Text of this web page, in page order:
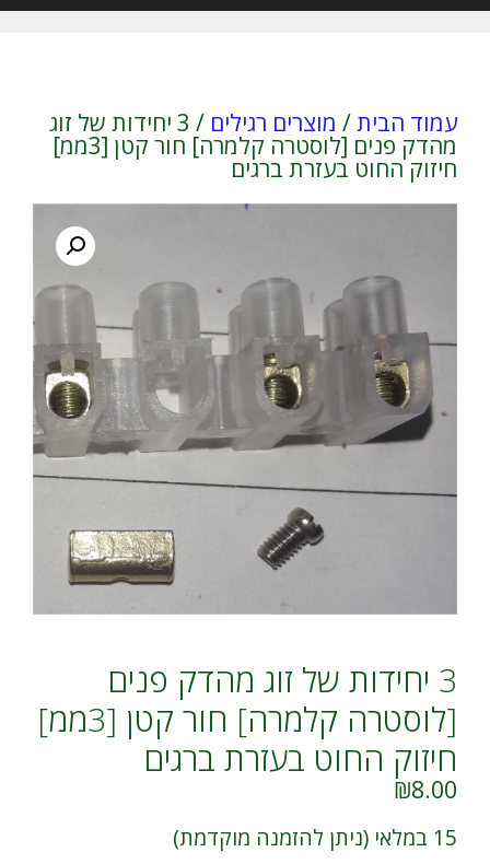
עמוד הבית/ מוצרים רגילים / 3 יחידות של זוג
מהדק פנים [לוסטרה קלמרה] חור קטן [3ממ]
חיזוק החוט בעזרת ברגים
3 יחידות של זוג מהדק פנים
[לוסטרה קלמרה] חור קטן [3ממ]
חיזוק החוט בעזרת ברגים
₪8.00
15 במלאי (ניתן להזמנה מוקדמת)